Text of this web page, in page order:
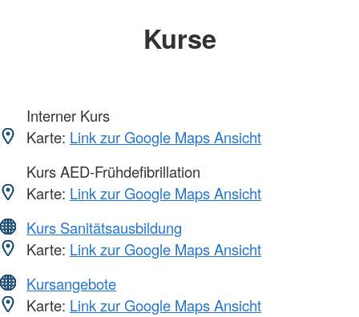
Kurse
Interner Kurs
Karte: Link zur Google Maps Ansicht
Kurs AED-Frühdefibrillation
Karte: Link zur Google Maps Ansicht
Kurs Sanitätsausbildung
Karte: Link zur Google Maps Ansicht
Kursangebote
Karte: Link zur Google Maps Ansicht